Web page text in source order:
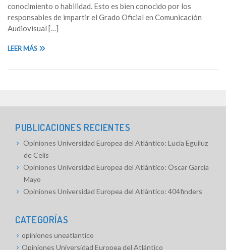
conocimiento o habilidad. Esto es bien conocido por los
responsables de impartir el Grado Oficial en Comunicación
Audiovisual […]
LEER MÁS
PUBLICACIONES RECIENTES
Opiniones Universidad Europea del Atlántico: Lucía Eguiluz
de Celis
Opiniones Universidad Europea del Atlántico: Óscar García
Mayo
Opiniones Universidad Europea del Atlántico: 404finders
CATEGORÍAS
opiniones uneatlantico
Opiniones Universidad Europea del Atlántico